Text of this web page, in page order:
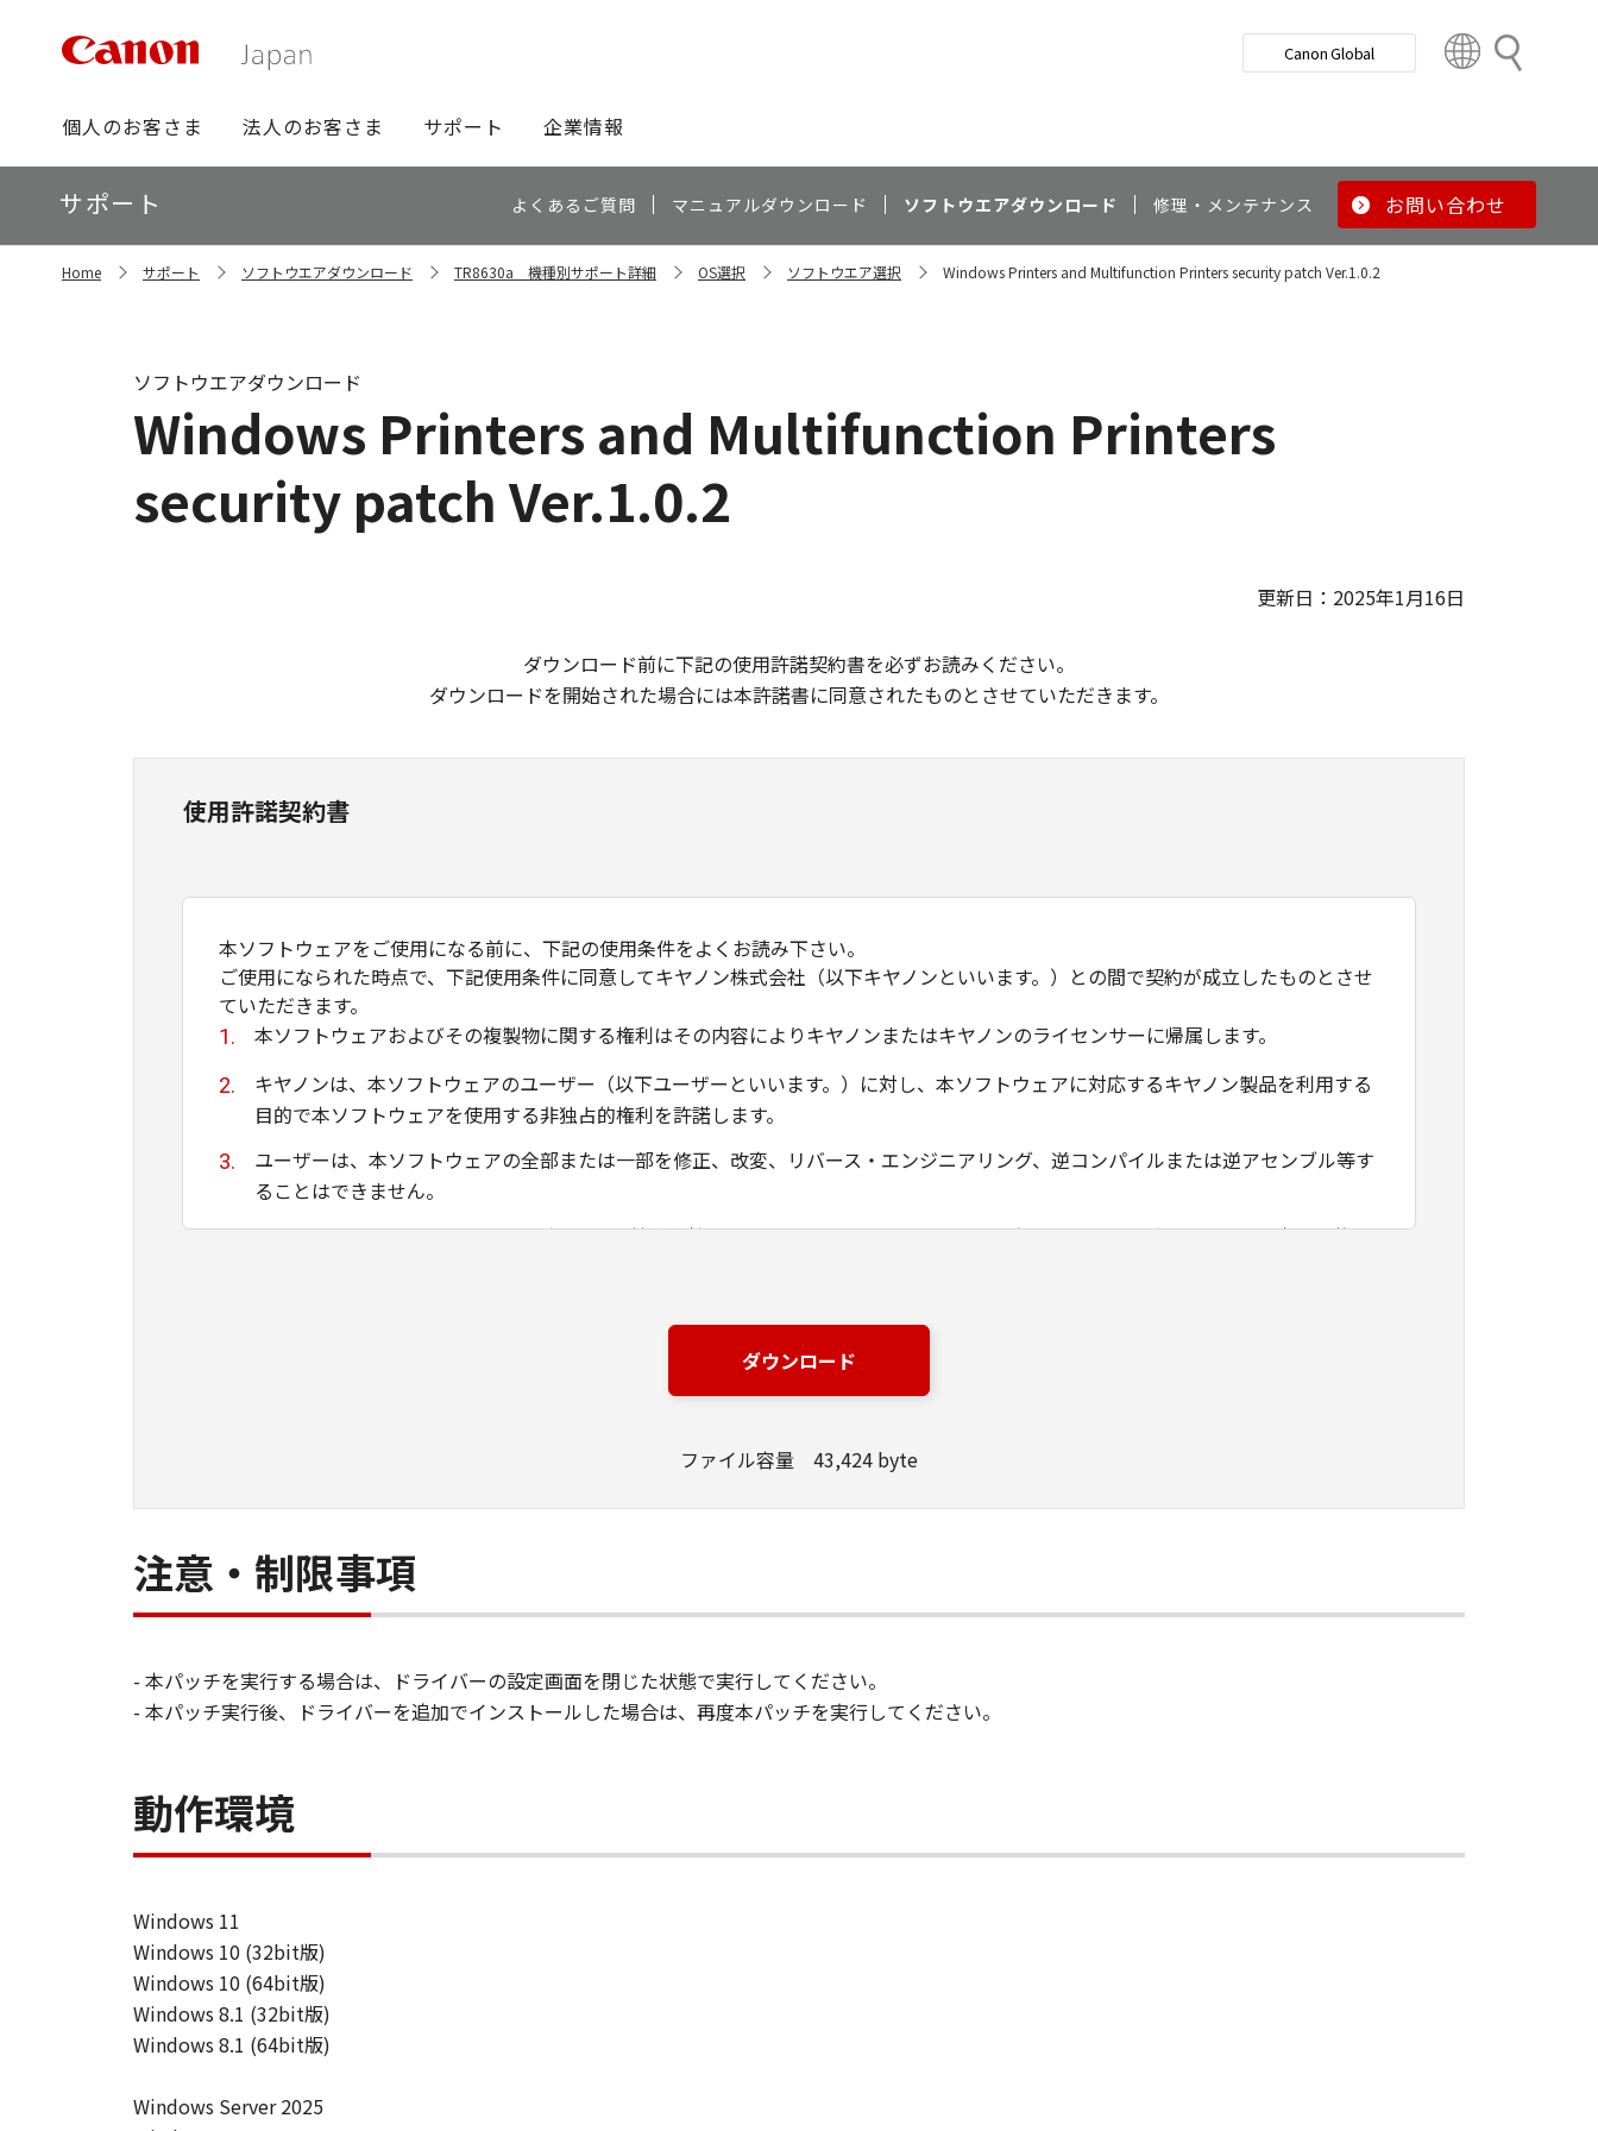
検
グ
ロ
ー
バ
ビ
個人のお客さま 法人のお客さま サポート 企業情報
Canon Global
t
y
ロ
ー
カ
ル
サポート よくあるご質問 マニュアルダウンロード ソフトウエアダウンロード 修理・メンテナンス お問い合わせ
Home サポート ソフトウエアダウンロード TR8630a 機種別サポート詳細 OS選択 ソフトウエア選択 Windows Printers and Multifunction Printers security patch Ver.1.0.2
Windows Printers and Multifunction Printers
security patch Ver.1.0.2
ソフトウエアダウンロード
更新日：2025年1月16日
ダウンロード前に下記の使用許諾契約書を必ずお読みください。
ダウンロードを開始された場合には本許諾書に同意されたものとさせていただきます。
使用許諾契約書
本ソフトウェアをご使用になる前に、下記の使用条件をよくお読み下さい。
ご使用になられた時点で、下記使用条件に同意してキヤノン株式会社（以下キヤノンといいます。）との間で契約が成立したものとさせ
ていただきます。
本ソフトウェアおよびその複製物に関する権利はその内容によりキヤノンまたはキヤノンのライセンサーに帰属します。
キヤノンは、本ソフトウェアのユーザー（以下ユーザーといいます。）に対し、本ソフトウェアに対応するキヤノン製品を利用する
目的で本ソフトウェアを使用する非独占的権利を許諾します。
ユーザーは、本ソフトウェアの全部または一部を修正、改変、リバース・エンジニアリング、逆コンパイルまたは逆アセンブル等す
ることはできません。
キヤノン、キヤノンマーケティングジャパン株式会社およびキヤノンのライセンサーは、本ソフトウェアがユーザーの特定の目的の
て生ずる直接的または間接的な損失、損害等について、いかなる場合においても一切の責任を負いません。
ダウンロード
ファイル容量 43,424 byte
注意・制限事項
- 本パッチを実行する場合は、ドライバーの設定画面を閉じた状態で実行してください。
- 本パッチ実行後、ドライバーを追加でインストールした場合は、再度本パッチを実行してください。
動作環境
Windows 11
Windows 10 (32bit版)
Windows 10 (64bit版)
Windows 8.1 (32bit版)
Windows 8.1 (64bit版)
Windows Server 2025